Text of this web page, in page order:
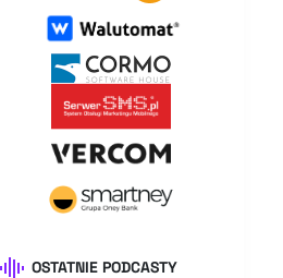
OSTATNIE PODCASTY